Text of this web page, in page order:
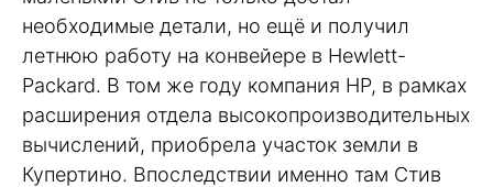
необходимые детали, но ещё и получил
летнюю работу на конвейере в Hewlett-
Packard. В том же году компания HP, в рамках
расширения отдела высокопроизводительных
вычислений, приобрела участок земли в
Купертино. Впоследствии именно там Стив